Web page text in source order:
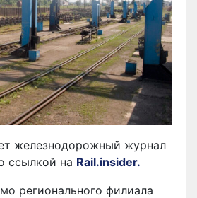
железнодорожный журнал
ссылкой на Rail.insider.
регионального филиала